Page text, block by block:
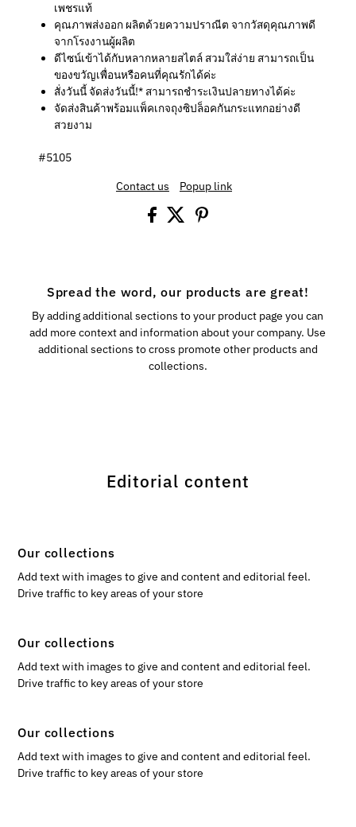
เพชรแท้
คุณภาพส่งออก ผลิตด้วยความปราณีต จากวัสดุคุณภาพดี
จากโรงงานผู้ผลิต
ดีไซน์เข้าได้กับหลากหลายสไตล์ สวมใส่ง่าย สามารถเป็น
ของขวัญเพื่อนหรือคนที่คุณรักได้ค่ะ
สั่งวันนี้ จัดส่งวันนี้!* สามารถชำระเงินปลายทางได้ค่ะ
จัดส่งสินค้าพร้อมแพ็คเกจถุงซิปล็อคกันกระแทกอย่างดี
สวยงาม
#5105
Contact us
Popup link
Spread the word, our products are great!
By adding additional sections to your product page you can
add more context and information about your company. Use
additional sections to cross promote other products and
collections.
Editorial content
Our collections
Add text with images to give and content and editorial feel.
Drive traffic to key areas of your store
Our collections
Add text with images to give and content and editorial feel.
Drive traffic to key areas of your store
Our collections
Add text with images to give and content and editorial feel.
Drive traffic to key areas of your store